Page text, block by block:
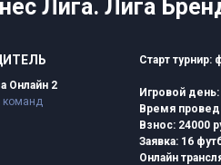
Лига. Лига
Онлайн 2
команд
Старт турнир:
Игровой день
Время
Взнос: 24000
Заявка: 16
Онлайн